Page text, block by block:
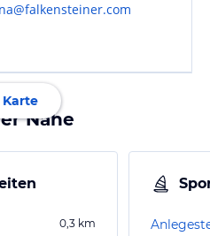
Karte
Nähe
0,3 km